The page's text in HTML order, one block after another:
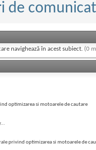
de
navighează în acest subiect. (0
optimizarea si motoarele de cautare
privind optimizarea si motoarele de